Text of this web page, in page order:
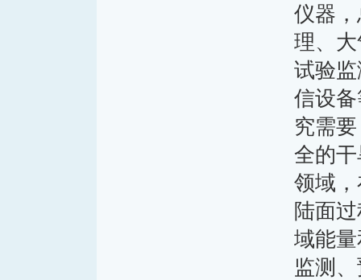
仪器
理、
试验
信设
究需
全的
领域
陆面
域能
监测